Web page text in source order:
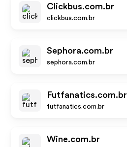
Clickbus.com.br
clickbus.com.br
Sephora.com.br
sephora.com.br
Futfanatics.com.br
futfanatics.com.br
Wine.com.br